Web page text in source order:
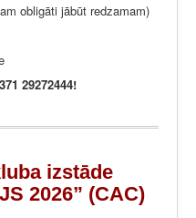
obligāti jābūt redzamam)
29272444!
izstāde
2026” (CAC)